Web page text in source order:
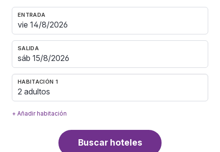
ENTRADA
SALIDA
HABITACIÓN 1
2 adultos
+ Añadir habitación
Buscar hoteles